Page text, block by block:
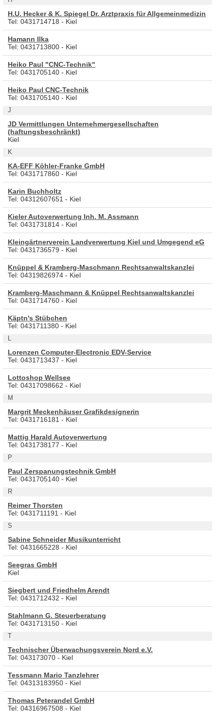
H.U. Hecker & K. Spiegel Dr. Arztpraxis für Allgemeinmedizin
Tel: 0431714718 - Kiel
Hamann Ilka
Tel: 0431713800 - Kiel
Heiko Paul "CNC-Technik"
Tel: 0431705140 - Kiel
Heiko Paul CNC-Technik
Tel: 0431705140 - Kiel
J
JD Vermittlungen Unternehmergesellschaften
(haftungsbeschränkt)
Kiel
K
KA-EFF Köhler-Franke GmbH
Tel: 0431717860 - Kiel
Karin Buchholtz
Tel: 04312607651 - Kiel
Kieler Autoverwertung Inh. M. Assmann
Tel: 0431731814 - Kiel
Kleingärtnerverein Landverwertung Kiel und Umgegend eG
Tel: 0431736579 - Kiel
Knüppel & Kramberg-Maschmann Rechtsanwaltskanzlei
Tel: 04319826974 - Kiel
Kramberg-Maschmann & Knüppel Rechtsanwaltskanzlei
Tel: 0431714760 - Kiel
Käptn's Stübchen
Tel: 0431711380 - Kiel
Lorenzen Computer-Electronic EDV-Service
Tel: 0431713437 - Kiel
Lottoshop Wellsee
Tel: 04317098662 - Kiel
M
Margrit Meckenhäuser Grafikdesignerin
Tel: 0431716181 - Kiel
Mattig Harald Autoverwertung
Tel: 0431738177 - Kiel
P
Paul Zerspanungstechnik GmbH
Tel: 0431705140 - Kiel
R
Reimer Thorsten
Tel: 0431711191 - Kiel
S
Sabine Schneider Musikunterricht
Tel: 0431665228 - Kiel
Seegras GmbH
Kiel
Siegbert und Friedhelm Arendt
Tel: 0431712432 - Kiel
Stahlmann G. Steuerberatung
Tel: 0431713150 - Kiel
T
Technischer Überwachungsverein Nord e.V.
Tel: 043173070 - Kiel
Tessmann Mario Tanzlehrer
Tel: 04313183950 - Kiel
Thomas Peterandel GmbH
Tel: 04316967508 - Kiel